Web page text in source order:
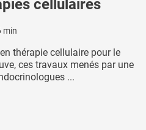
cellulaires
min
thérapie cellulaire pour le
ces travaux menés par une
...